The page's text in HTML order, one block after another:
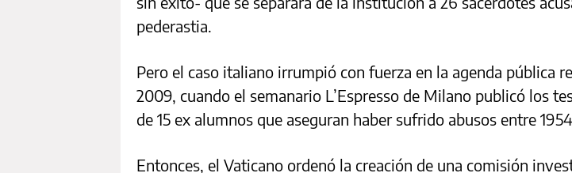
pederastia.
Pero el caso italiano irrumpió con fuerza en la agenda pública
2009, cuando el semanario L’Espresso de Milano publicó los
de 15 ex alumnos que aseguran haber sufrido abusos entre
Entonces, el Vaticano ordenó la creación de una comisión